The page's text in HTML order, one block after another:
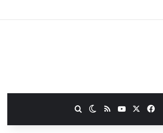
فيسبوك ‫YouTubeملخص الموقع RSS
الوضع المظلم